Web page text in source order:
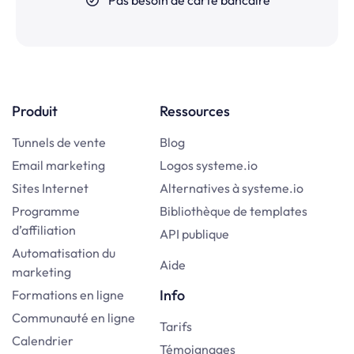
Produit
Tunnels de vente
Email marketing
Sites Internet
Programme
d’affiliation
Automatisation du
marketing
Formations en ligne
Communauté en ligne
Calendrier
Ressources
Blog
Logos systeme.io
Alternatives à systeme.io
Bibliothèque de templates
API publique
Aide
Info
Tarifs
Témoignages